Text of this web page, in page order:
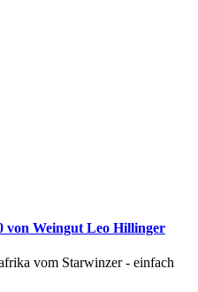
von Weingut Leo Hillinger
vom Starwinzer - einfach